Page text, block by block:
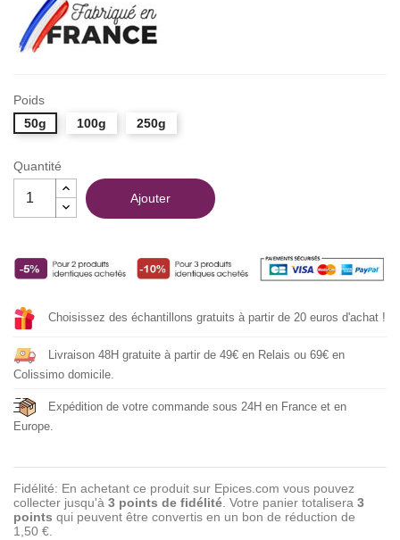
Poids
50g
100g 250g
Quantité
Ajouter
Choisissez des échantillons gratuits à partir de 20 euros d'achat !
Livraison 48H gratuite à partir de 49€ en Relais ou 69€ en
Colissimo domicile.
Expédition de votre commande sous 24H en France et en
Europe.
Fidélité: En achetant ce produit sur Epices.com vous pouvez
collecter jusqu'à 3 points de fidélité . Votre panier totalisera 3
points qui peuvent être convertis en un bon de réduction de
1,50 €